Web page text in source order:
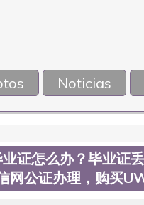
Noticias
证怎么办？毕业证
网公证办理，购买